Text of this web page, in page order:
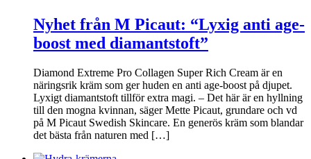
Nyhet från M Picaut: “Lyxig anti age-
boost med diamantstoft”
Diamond Extreme Pro Collagen Super Rich Cream är en
näringsrik kräm som ger huden en anti age-boost på djupet.
Lyxigt diamantstoft tillför extra magi. – Det här är en hyllning
till den mogna kvinnan, säger Mette Picaut, grundare och vd
på M Picaut Swedish Skincare. En generös kräm som blandar
det bästa från naturen med […]